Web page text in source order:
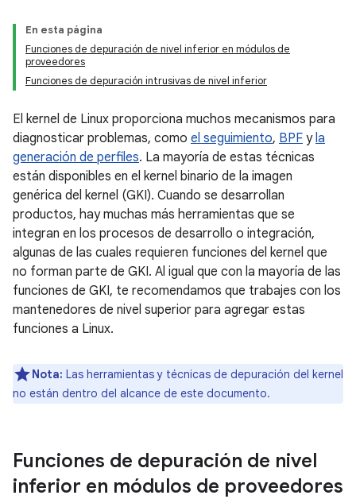
En esta página
Funciones de depuración de nivel inferior en módulos de
proveedores
Funciones de depuración intrusivas de nivel inferior
El kernel de Linux proporciona muchos mecanismos para
diagnosticar problemas, como el seguimiento, BPF yla
generación de perfiles. La mayoría de estas técnicas
están disponibles en el kernel binario de la imagen
genérica del kernel (GKI). Cuando se desarrollan
productos, hay muchas más herramientas que se
integran en los procesos de desarrollo o integración,
algunas de las cuales requieren funciones del kernel que
no forman parte de GKI. Al igual que con la mayoría de las
funciones de GKI, te recomendamos que trabajes con los
mantenedores de nivel superior para agregar estas
funciones a Linux.
Nota: Las herramientas y técnicas de depuración del kernel
no están dentro del alcance de este documento.
Funciones de depuración de nivel
inferior en módulos de proveedores